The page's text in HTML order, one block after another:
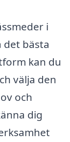
i
det bästa
kan du
välja den
och
dig